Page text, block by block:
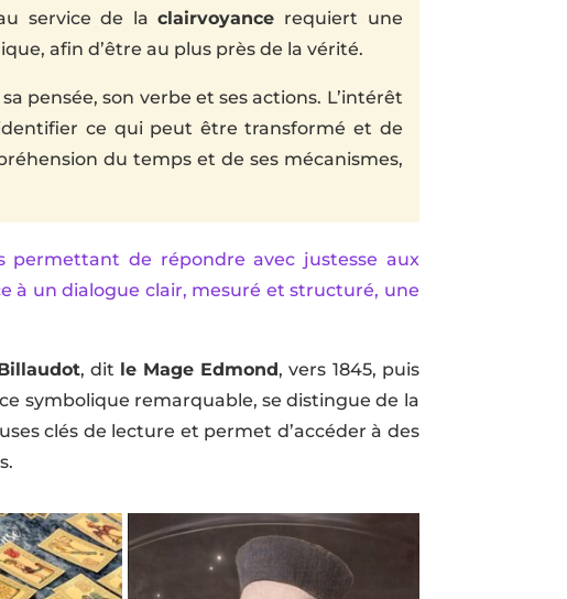
service de laclairvoyance requiert une
afin d’être au plus près de la vérité.
pensée, son verbe et ses actions. L’intérêt
ce qui peut être transformé et de
du temps et de ses mécanismes,
permettant de répondre avec justesse aux
à un dialogue clair, mesuré et structuré, une
, dit le Mage Edmond, vers 1845, puis
symbolique remarquable, se distingue de la
clés de lecture et permet d’accéder à des